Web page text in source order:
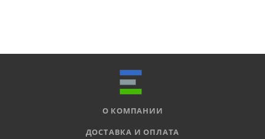
О КОМПАНИИ
ДОСТАВКА И ОПЛАТА